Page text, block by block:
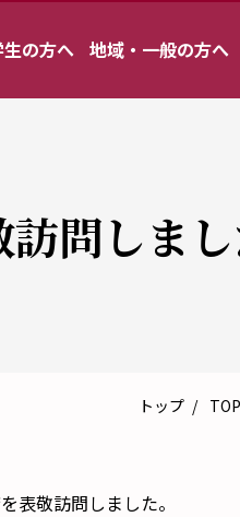
の方へ 地域・一般の方へ
問しまし
トップ
表敬訪問しました。